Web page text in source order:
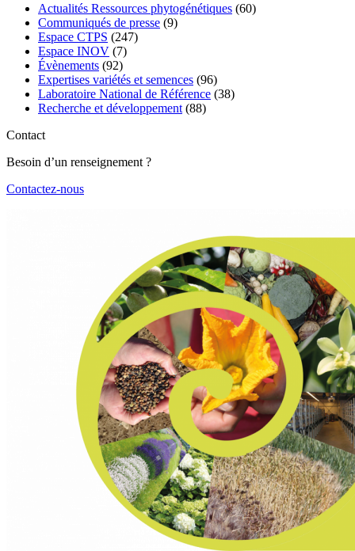
Actualités Ressources phytogénétiques (60)
Communiqués de presse (9)
Espace CTPS (247)
Espace INOV (7)
Évènements (92)
Expertises variétés et semences (96)
Laboratoire National de Référence (38)
Recherche et développement (88)
Contact
Besoin d’un renseignement ?
Contactez-nous